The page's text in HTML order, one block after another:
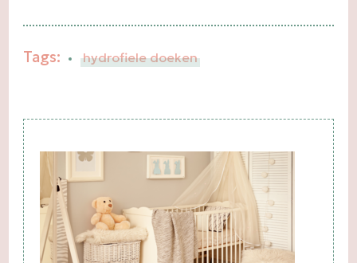
Tags: hydrofiele doeken
Post
Navigation